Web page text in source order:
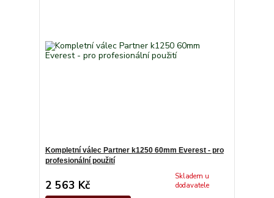
Kompletní válec Partner k1250 60mm Everest - pro
profesionální použití
2 563 Kč
Skladem u
dodavatele